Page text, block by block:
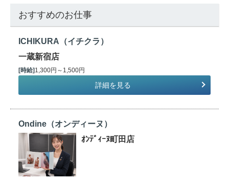
おすすめのお仕事
ICHIKURA（イチクラ）
一蔵新宿店
[時給] 1,300円～1,500円
詳細を見る
Ondine（オンディーヌ）
ｵﾝﾃﾞｨｰﾇ町田店